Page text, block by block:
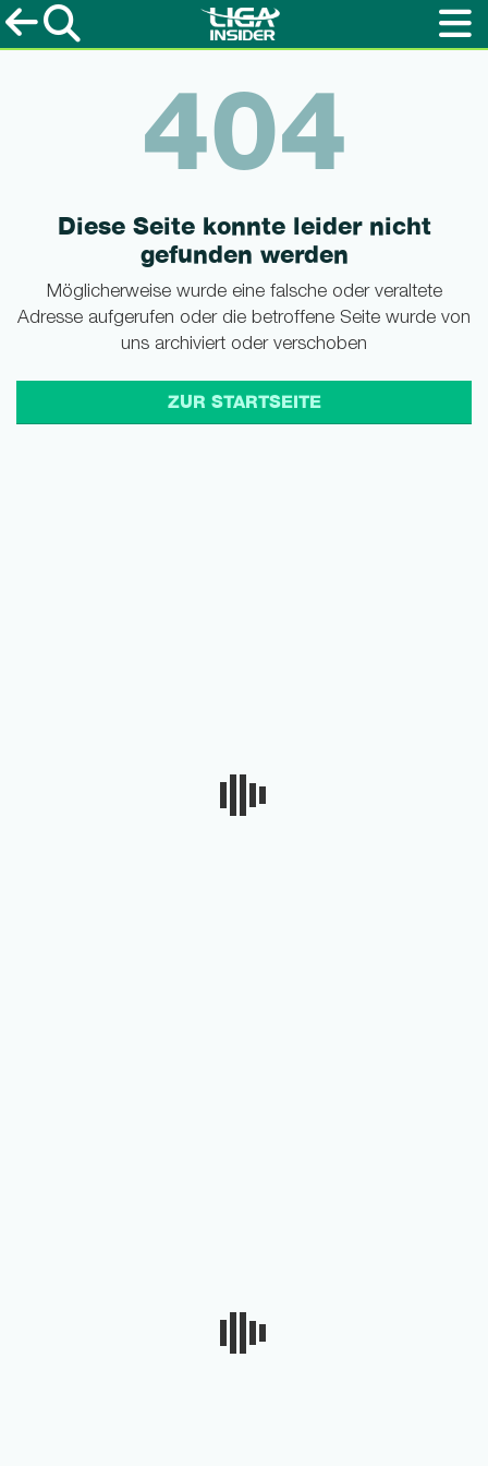
404
Diese Seite konnte leider nicht
gefunden werden
Möglicherweise wurde eine falsche oder veraltete
Adresse aufgerufen oder die betroffene Seite wurde von
uns archiviert oder verschoben
ZUR STARTSEITE